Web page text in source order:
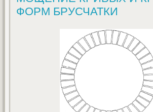
ФОРМ БРУСЧАТКИ